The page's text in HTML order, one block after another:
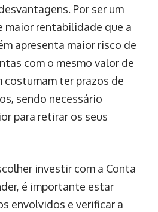
Por ser um
maior rentabilidade que a
apresenta maior risco de
com o mesmo valor de
ter prazos de
sendo necessário
para retirar os seus
investir com a Conta
é importante estar
envolvidos e verificar a